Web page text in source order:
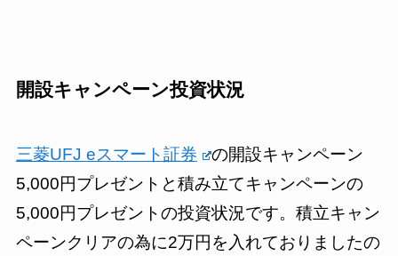
開設キャンペーン投資状況
三菱UFJ eスマート証券
の開設キャンペーン
5,000円プレゼントと積み立てキャンペーンの
5,000円プレゼントの投資状況です。積立キャン
ペーンクリアの為に2万円を入れておりましたの